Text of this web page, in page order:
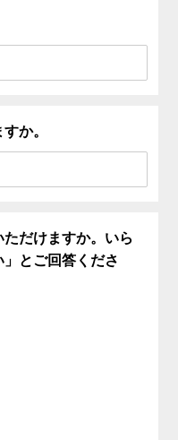
か。
だけますか。いら
とご回答くださ